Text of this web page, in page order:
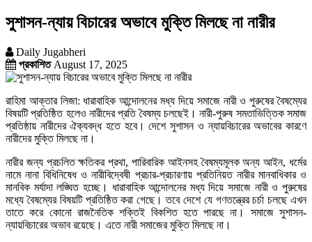
সুশাসন-ন্যায় বিচারের অভাবে মুক্তি মিলছে না নারীর
Daily Jugabheri
প্রকাশিতAugust 17, 2025
রাহিমা আক্তার লিজা: ধারাবাহিক আন্দোলনের মধ্য দিয়ে সমাজে নারী ও পুরুষের বৈষম্যের
বিষয়টি প্রতিষ্ঠিত হলেও নারীদের প্রতি বৈষম্য চলছেই। নারী-পুরুষ সমতাভিত্তিক সমাজ
প্রতিষ্ঠায় নারীদের ঐক্যবদ্ধ হতে হবে। দেশে সুশাসন ও ন্যায়বিচারের অভাবের কারণে
নারীদের মুক্তি মিলছে না।
নারীর জন্য প্রচলিত ক্ষতিকর প্রথা, পারিবারিক আইনসহ বৈষম্যমূলক অন্য আইন, ধর্মের
নামে নানা বিধিনিষেধ ও নারীবিদ্বেষী প্রচার-প্রচারণায় প্রতিনিয়ত নারীর মানবাধিকার ও
মানবিক মর্যাদা লঙ্ঘিত হচ্ছে। ধারাবাহিক আন্দোলনের মধ্য দিয়ে সমাজে নারী ও পুরুষের
মধ্যে বৈষম্যের বিষয়টি প্রতিষ্ঠিত করা গেছে। তবে দেশে যে গণতন্ত্রের চর্চা চলছে এখন
তাতে করে কোনো রাজনৈতিক শক্তিই বিকশিত হতে পারছে না। সমাজে সুশাসন-
ন্যায়বিচারের অভাব রয়েছে। এতে নারী সমাজের মুক্তি মিলছে না।